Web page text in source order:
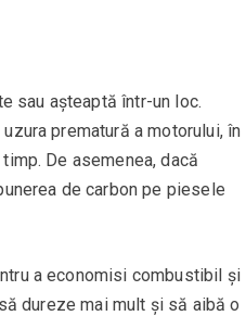
sau așteaptă într-un loc.
prematură a motorului, în
De asemenea, dacă
de carbon pe piesele
a economisi combustibil și
dureze mai mult și să aibă o